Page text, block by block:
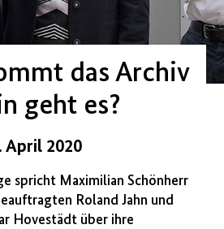
das Archiv
geht es?
April 2020
spricht Maximilian Schönherr
Roland Jahn und
Hovestädt über ihre